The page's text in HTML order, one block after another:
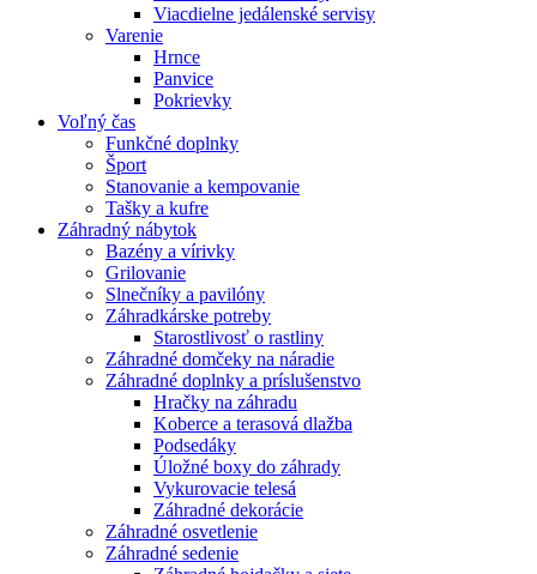
Viacdielne jedálenské servisy
Varenie
Hrnce
Panvice
Pokrievky
Voľný čas
Funkčné doplnky
Šport
Stanovanie a kempovanie
Tašky a kufre
Záhradný nábytok
Bazény a vírivky
Grilovanie
Slnečníky a pavilóny
Záhradkárske potreby
Starostlivosť o rastliny
Záhradné domčeky na náradie
Záhradné doplnky a príslušenstvo
Hračky na záhradu
Koberce a terasová dlažba
Podsedáky
Úložné boxy do záhrady
Vykurovacie telesá
Záhradné dekorácie
Záhradné osvetlenie
Záhradné sedenie